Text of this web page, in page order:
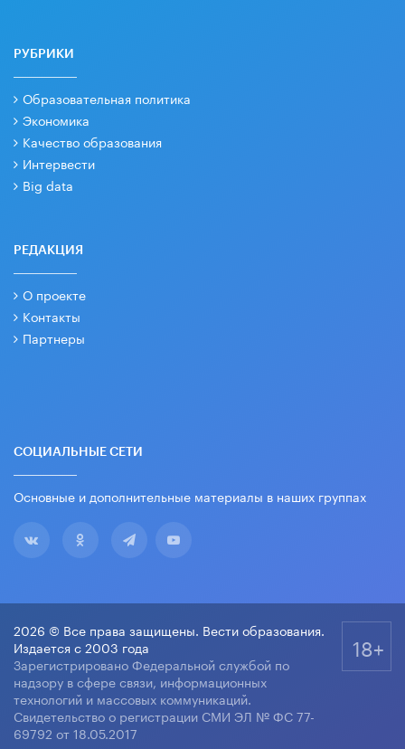
РУБРИКИ
Образовательная политика
Экономика
Качество образования
Интервести
Big data
РЕДАКЦИЯ
О проекте
Контакты
Партнеры
СОЦИАЛЬНЫЕ СЕТИ
Основные и дополнительные материалы в наших группах
2026 © Все права защищены. Вести образования.
Издается с 2003 года
Зарегистрировано Федеральной службой по
надзору в сфере связи, информационных
технологий и массовых коммуникаций.
Свидетельство о регистрации СМИ ЭЛ № ФС 77-
69792 от 18.05.2017
18+